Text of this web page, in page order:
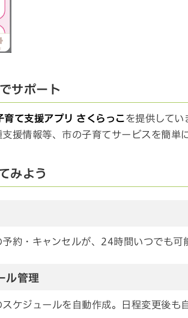
サポート
育て支援アプリ さくらっこ を提供してい
援情報等、市の子育てサービスを簡単
みよう
約・キャンセルが、24時間いつでも可
ル管理
ケジュールを自動作成。日程変更後も